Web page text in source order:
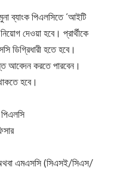
ব্যাংক পিএলসিতে ‘আইটি
দেওয়া হবে। প্রার্থীকে
ডিগ্রিধারী হতে হবে।
আবেদন করতে পারবেন।
হবে।
এমএসসি (সিএসই/সিএস/